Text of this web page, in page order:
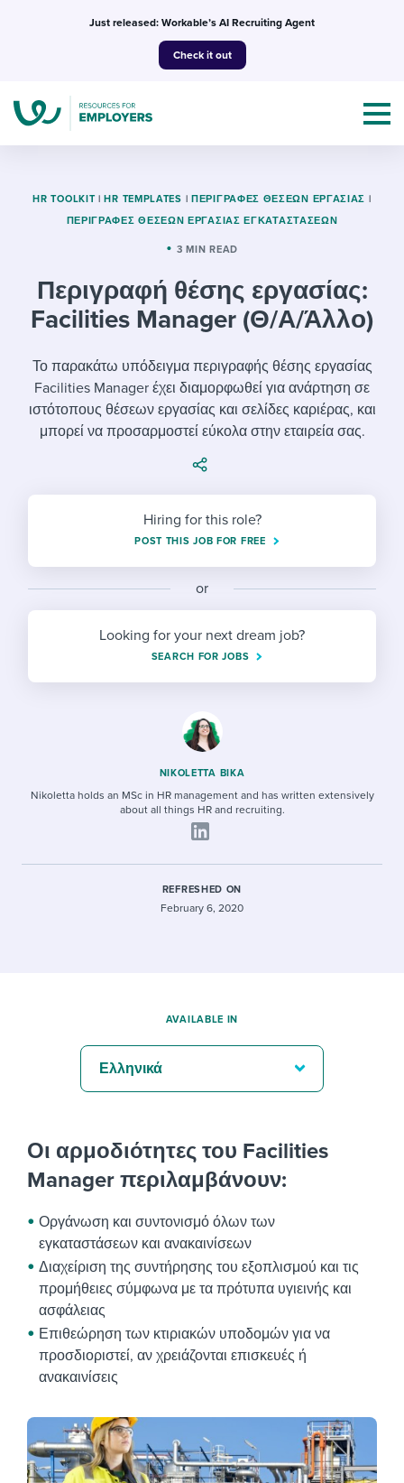
Just released: Workable’s AI Recruiting Agent
Check it out
Topics
Mobilizing AI in my work
Evaluating candidates
Working together with others
Maintaining hiring pipelines
Developing & retaining people
Ensuring compliance
Finding and attracting people
Establishing an employer brand
Candidate/employee experiences
Templates & Guides
I WANT...
Job description templates
Policy templates
Onboarding checklists
Step-by-step tutorials
Free ebooks & reports
HR terms
I’m a jobseeker
I WANT TO LEARN ABOUT...
Pay & benefits
Career development
Modern working life
Overall career resources
Attend webinars & events
Workable customer stories
Explore Workable
Request a demo
Start a free trial
HR TOOLKIT | HR TEMPLATES | ΠΕΡΙΓΡΑΦΈΣ ΘΈΣΕΩΝ ΕΡΓΑΣΊΑΣ |
ΠΕΡΙΓΡΑΦΈΣ ΘΈΣΕΩΝ ΕΡΓΑΣΊΑΣ ΕΓΚΑΤΑΣΤΆΣΕΩΝ
3 MIN READ
Περιγραφή θέσης εργασίας:
Facilities Manager (Θ/Α/Άλλο)
Το παρακάτω υπόδειγμα περιγραφής θέσης εργασίας
Facilities Manager έχει διαμορφωθεί για ανάρτηση σε
ιστότοπους θέσεων εργασίας και σελίδες καριέρας, και
μπορεί να προσαρμοστεί εύκολα στην εταιρεία σας.
Hiring for this role?
POST THIS JOB FOR FREE
or
Looking for your next dream job?
SEARCH FOR JOBS
NIKOLETTA BIKA
Nikoletta holds an MSc in HR management and has written extensively
about all things HR and recruiting.
REFRESHED ON
February 6, 2020
Οι αρμοδιότητες του Facilities
Manager περιλαμβάνουν:
Οργάνωση και συντονισμό όλων των
εγκαταστάσεων και ανακαινίσεων
Διαχείριση της συντήρησης του εξοπλισμού και τις
προμήθειες σύμφωνα με τα πρότυπα υγιεινής και
ασφάλειας
Επιθεώρηση των κτιριακών υποδομών για να
προσδιοριστεί, αν χρειάζονται επισκευές ή
ανακαινίσεις
AVAILABLE IN
Ελληνικά